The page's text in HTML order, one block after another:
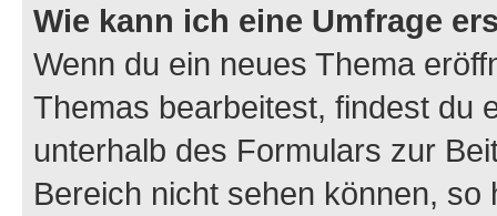
Wie kann ich eine Umfrage
Wenn du ein neues Thema
Themas bearbeitest, findest du
unterhalb des Formulars zur
Bereich nicht sehen können,